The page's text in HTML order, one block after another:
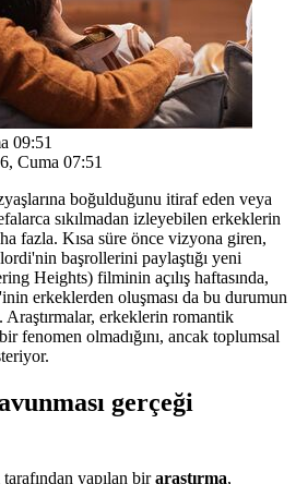
09:51
Cuma 07:51
boğulduğunu itiraf eden veya
sıkılmadan izleyebilen erkeklerin
fazla. Kısa süre önce vizyona giren,
başrollerini paylaştığı yeni
Heights) filminin açılış haftasında,
erkeklerden oluşması da bu durumun
Araştırmalar, erkeklerin romantik
fenomen olmadığını, ancak toplumsal
gerçeği
yapılan biraraştırma,